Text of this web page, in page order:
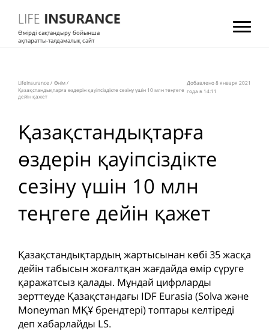
Өмірді сақтандыру бойынша
ақпаратты-талдамалық сайт
LifeInsurance / Өнім/
Қазақстандықтарға өздерін қауіпсіздікте сезіну үшін 10 млн теңгеге
дейін қажет
Добавлено 8 января 2021
года в 14:11
Қазақстандықтарға
өздерін қауіпсіздікте
сезіну үшін 10 млн
теңгеге дейін қажет
Қазақстандықтардың жартысынан көбі 35 жасқа
дейін табысын жоғалтқан жағдайда өмір сүруге
қаражатсыз қалады. Мұндай цифрларды
зерттеуде Қазақстандағы IDF Eurasia (Solva және
Moneyman МҚҰ брендтері) топтары келтіреді
деп хабарлайды LS.